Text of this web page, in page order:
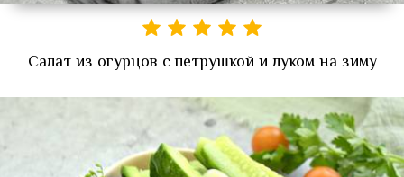
Салат из огурцов с петрушкой и луком на зиму